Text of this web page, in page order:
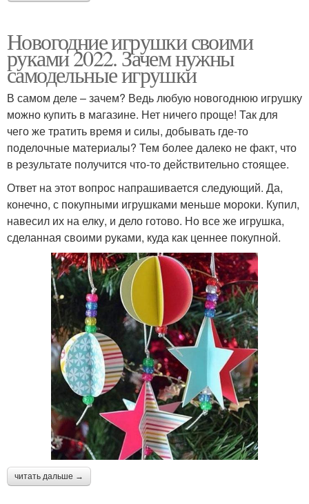
Новогодние игрушки своими
руками 2022. Зачем нужны
самодельные игрушки
В самом деле – зачем? Ведь любую новогоднюю игрушку
можно купить в магазине. Нет ничего проще! Так для
чего же тратить время и силы, добывать где-то
поделочные материалы? Тем более далеко не факт, что
в результате получится что-то действительно стоящее.
Ответ на этот вопрос напрашивается следующий. Да,
конечно, с покупными игрушками меньше мороки. Купил,
навесил их на елку, и дело готово. Но все же игрушка,
сделанная своими руками, куда как ценнее покупной.
читать дальше →